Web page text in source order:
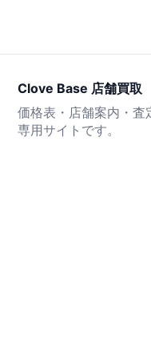
Clove Base 店舗買取
価格表・店舗案内・査
専用サイトです。